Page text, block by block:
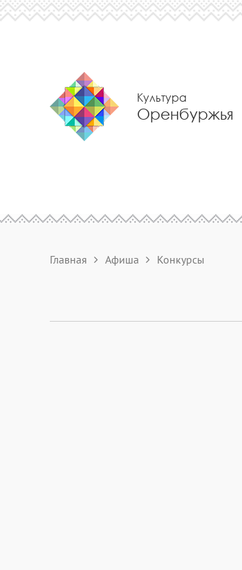
Культура
Оренбуржья
Главная Афиша Конкурсы